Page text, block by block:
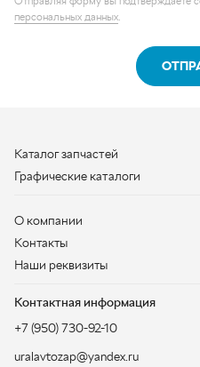
Каталог запчастей
Контактная информация
+7 (950) 730-92-10
uralavtozap@yandex.ru
г. Миасс, Тургоякское шоссе, д.
Полная контактная информация